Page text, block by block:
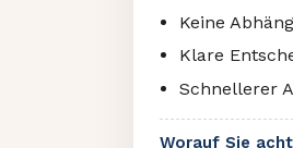
Keine
Klare
Schnellerer
Worauf Sie